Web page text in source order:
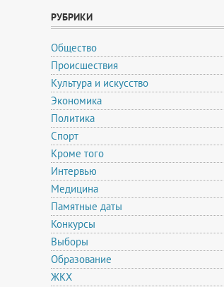
РУБРИКИ
Общество
Происшествия
Культура и искусство
Экономика
Политика
Спорт
Кроме того
Интервью
Медицина
Памятные даты
Конкурсы
Выборы
Образование
ЖКХ